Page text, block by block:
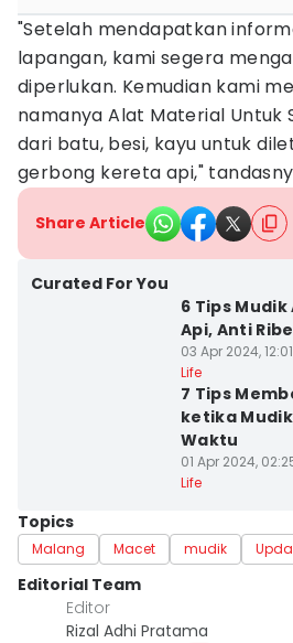
"Setelah mendapatkan
lapangan, kami segera
diperlukan. Kemudian kami
namanya Alat Material Untuk
dari batu, besi, kayu untuk
gerbong kereta api,"
Share Article
Curated For You
6 Tips
Api, Anti
03 Apr 2024,
Life
7 Tips
ketika
Waktu
01 Apr 2024,
Life
Topics
Malang Macet mudik
Editorial Team
Editor
Rizal Adhi Pratama